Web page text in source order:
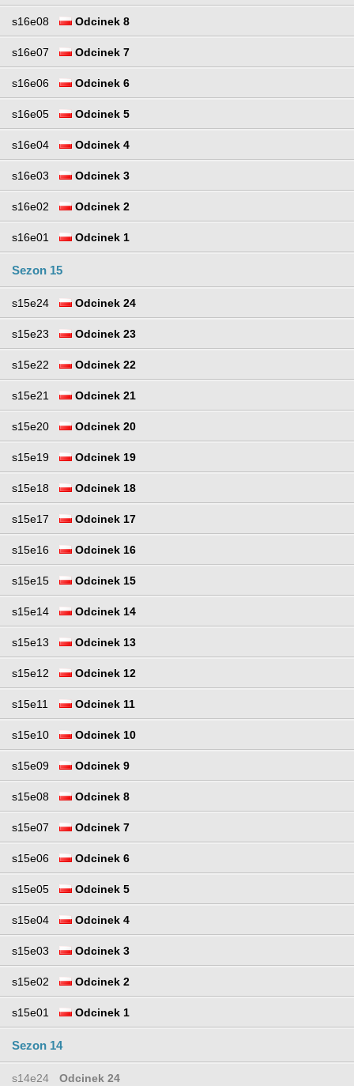
s16e08 Odcinek 8
s16e07 Odcinek 7
s16e06 Odcinek 6
s16e05 Odcinek 5
s16e04 Odcinek 4
s16e03 Odcinek 3
s16e02 Odcinek 2
s16e01 Odcinek 1
Sezon 15
s15e24 Odcinek 24
s15e23 Odcinek 23
s15e22 Odcinek 22
s15e21 Odcinek 21
s15e20 Odcinek 20
s15e19 Odcinek 19
s15e18 Odcinek 18
s15e17 Odcinek 17
s15e16 Odcinek 16
s15e15 Odcinek 15
s15e14 Odcinek 14
s15e13 Odcinek 13
s15e12 Odcinek 12
s15e11 Odcinek 11
s15e10 Odcinek 10
s15e09 Odcinek 9
s15e08 Odcinek 8
s15e07 Odcinek 7
s15e06 Odcinek 6
s15e05 Odcinek 5
s15e04 Odcinek 4
s15e03 Odcinek 3
s15e02 Odcinek 2
s15e01 Odcinek 1
Sezon 14
s14e24 Odcinek 24